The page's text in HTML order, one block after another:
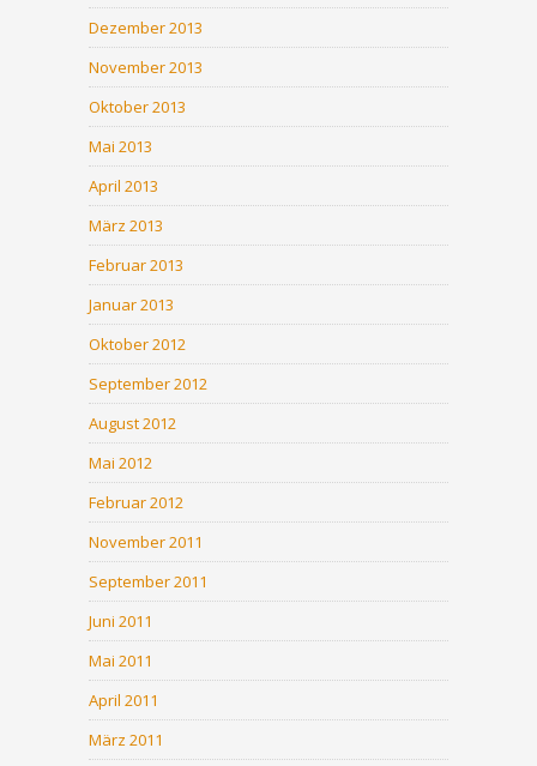
Dezember 2013
November 2013
Oktober 2013
Mai 2013
April 2013
März 2013
Februar 2013
Januar 2013
Oktober 2012
September 2012
August 2012
Mai 2012
Februar 2012
November 2011
September 2011
Juni 2011
Mai 2011
April 2011
März 2011